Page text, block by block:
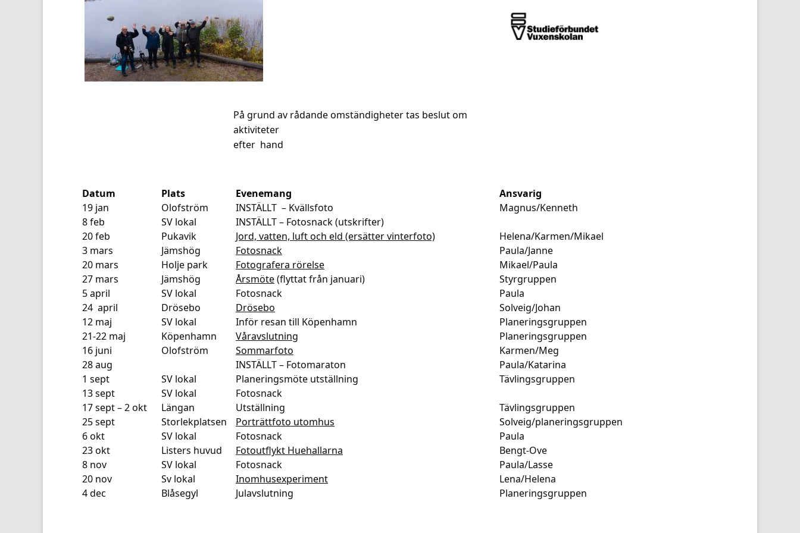
På grund av rådande omständigheter tas beslut om
aktiviteter
efter hand
Datum Plats Evenemang
Ansvarig
19 jan
Olofström INSTÄLLT – Kvällsfoto
Magnus/Kenneth
8 feb
SV lokal
INSTÄLLT – Fotosnack (utskrifter)
20 feb
Pukavik Jord, vatten, luft och eld (ersätter vinterfoto)
Helena/Karmen/Mikael
3 mars
Jämshög Fotosnack
Paula/Janne
20 mars
Holje park Fotografera rörelse
Mikael/Paula
27 mars
Jämshög Årsmöte(flyttat från januari)
Styrgruppen
5 april
SV lokal Fotosnack
Paula
24 april
Drösebo Drösebo
Solveig/Johan
12 maj
SV lokal Inför resan till Köpenhamn
Planeringsgruppen
21-22 maj
Köpenhamn Våravslutning
Planeringsgruppen
16 juni
Olofström Sommarfoto
Karmen/Meg
28 aug
INSTÄLLT – Fotomaraton
Paula/Katarina
1 sept
SV lokal Planeringsmöte utställning
Tävlingsgruppen
13 sept
SV lokal
Fotosnack
17 sept – 2 okt
Längan Utställning
Tävlingsgruppen
25 sept
Storlekplatsen Porträttfoto utomhus
Solveig/planeringsgruppen
6 okt
SV lokal Fotosnack
Paula
23 okt
Listers huvud Fotoutflykt Huehallarna
Bengt-Ove
8 nov
SV lokal Fotosnack
Paula/Lasse
20 nov
Sv lokal Inomhusexperiment
Lena/Helena
4 dec
Blåsegyl Julavslutning Planeringsgruppen